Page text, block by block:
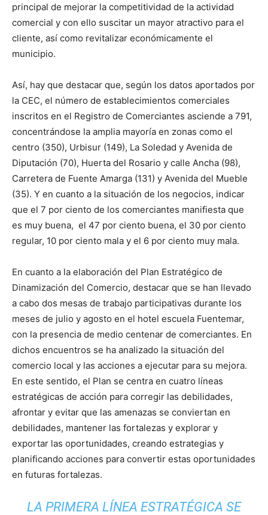
principal de mejorar la competitividad de la actividad
comercial y con ello suscitar un mayor atractivo para el
cliente, así como revitalizar económicamente el
municipio.
Así, hay que destacar que, según los datos aportados por
la CEC, el número de establecimientos comerciales
inscritos en el Registro de Comerciantes asciende a 791,
concentrándose la amplia mayoría en zonas como el
centro (350), Urbisur (149), La Soledad y Avenida de
Diputación (70), Huerta del Rosario y calle Ancha (98),
Carretera de Fuente Amarga (131) y Avenida del Mueble
(35). Y en cuanto a la situación de los negocios, indicar
que el 7 por ciento de los comerciantes manifiesta que
es muy buena, el 47 por ciento buena, el 30 por ciento
regular, 10 por ciento mala y el 6 por ciento muy mala.
En cuanto a la elaboración del Plan Estratégico de
Dinamización del Comercio, destacar que se han llevado
a cabo dos mesas de trabajo participativas durante los
meses de julio y agosto en el hotel escuela Fuentemar,
con la presencia de medio centenar de comerciantes. En
dichos encuentros se ha analizado la situación del
comercio local y las acciones a ejecutar para su mejora.
En este sentido, el Plan se centra en cuatro líneas
estratégicas de acción para corregir las debilidades,
afrontar y evitar que las amenazas se conviertan en
debilidades, mantener las fortalezas y explorar y
exportar las oportunidades, creando estrategias y
planificando acciones para convertir estas oportunidades
en futuras fortalezas.
LA PRIMERA LÍNEA ESTRATÉGICA SE